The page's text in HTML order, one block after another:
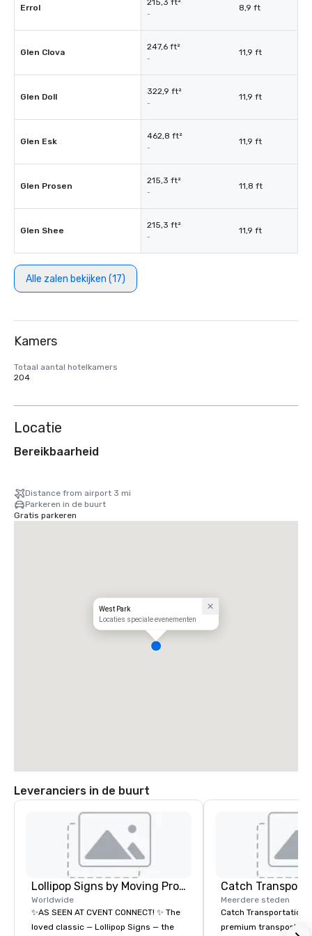
Errol
215,3 ft²
-
8,9 ft
Glen Clova
247,6 ft²
-
11,9 ft
Glen Doll
322,9 ft²
-
11,9 ft
Glen Esk
462,8 ft²
-
11,9 ft
Glen Prosen
215,3 ft²
-
11,8 ft
Glen Shee
215,3 ft²
-
11,9 ft
Alle zalen bekijken (17)
Kamers
Totaal aantal hotelkamers
204
Locatie
Bereikbaarheid
Distance from airport 3 mi
Parkeren in de buurt
Gratis parkeren
West Park
Locaties speciale evenementen
Leveranciers in de buurt
Lollipop Signs by Moving Products
Worldwide
✨AS SEEN AT CVENT CONNECT! ✨ The
loved classic — Lollipop Signs — the
Meerdere steden
Catch Transportation
premium